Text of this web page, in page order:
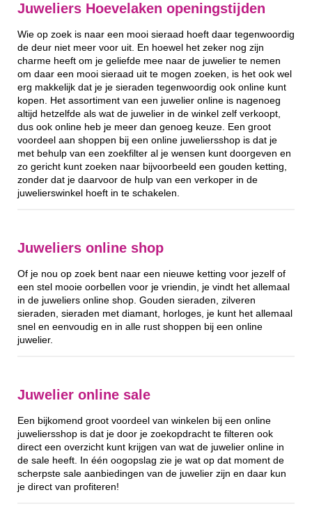
Juweliers Hoevelaken openingstijden
Wie op zoek is naar een mooi sieraad hoeft daar tegenwoordig
de deur niet meer voor uit. En hoewel het zeker nog zijn
charme heeft om je geliefde mee naar de juwelier te nemen
om daar een mooi sieraad uit te mogen zoeken, is het ook wel
erg makkelijk dat je je sieraden tegenwoordig ook online kunt
kopen. Het assortiment van een juwelier online is nagenoeg
altijd hetzelfde als wat de juwelier in de winkel zelf verkoopt,
dus ook online heb je meer dan genoeg keuze. Een groot
voordeel aan shoppen bij een online juweliersshop is dat je
met behulp van een zoekfilter al je wensen kunt doorgeven en
zo gericht kunt zoeken naar bijvoorbeeld een gouden ketting,
zonder dat je daarvoor de hulp van een verkoper in de
juwelierswinkel hoeft in te schakelen.
Juweliers online shop
Of je nou op zoek bent naar een nieuwe ketting voor jezelf of
een stel mooie oorbellen voor je vriendin, je vindt het allemaal
in de juweliers online shop. Gouden sieraden, zilveren
sieraden, sieraden met diamant, horloges, je kunt het allemaal
snel en eenvoudig en in alle rust shoppen bij een online
juwelier.
Juwelier online sale
Een bijkomend groot voordeel van winkelen bij een online
juweliersshop is dat je door je zoekopdracht te filteren ook
direct een overzicht kunt krijgen van wat de juwelier online in
de sale heeft. In één oogopslag zie je wat op dat moment de
scherpste sale aanbiedingen van de juwelier zijn en daar kun
je direct van profiteren!